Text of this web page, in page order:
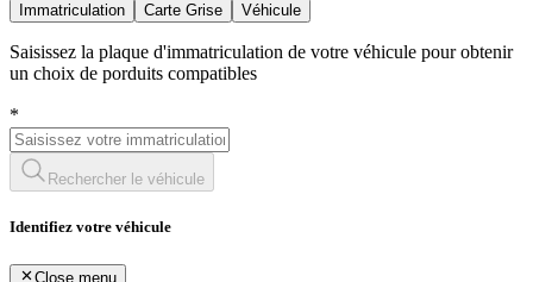
Immatriculation Carte Grise Véhicule
Saisissez la plaque d'immatriculation de votre véhicule pour obtenir
un choix de porduits compatibles
*
Rechercher le véhicule
Identifiez votre véhicule
Close menu